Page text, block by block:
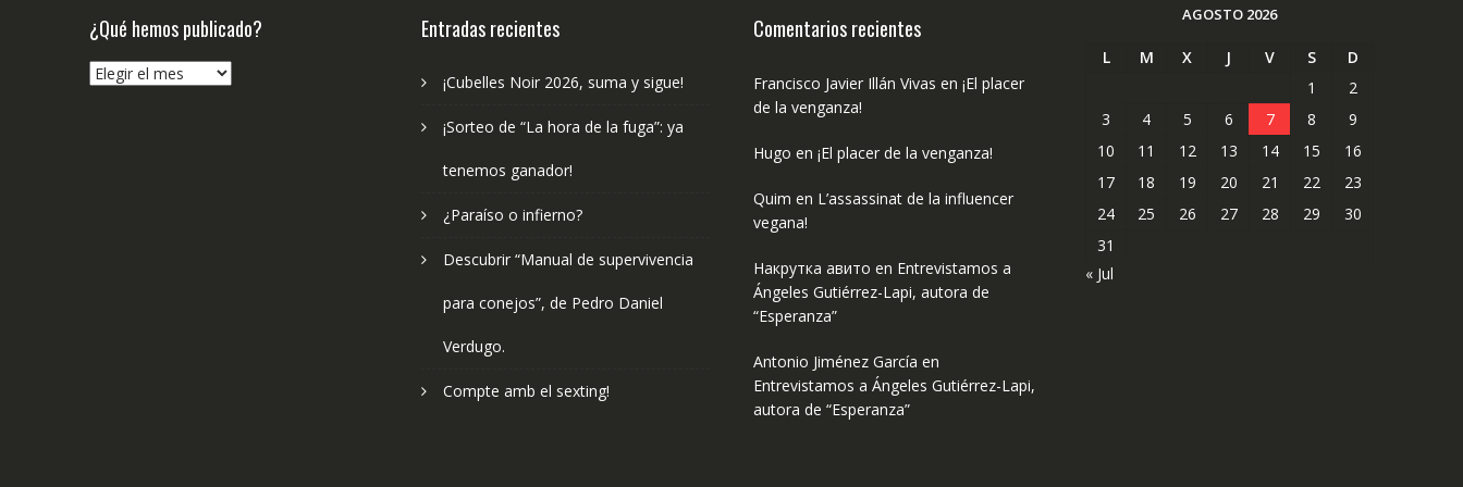
¿Qué hemos publicado?
¿Qué
Entradas recientes
¡Cubelles Noir 2026, suma y sigue!
¡Sorteo de “La hora de la fuga”: ya
tenemos ganador!
¿Paraíso o infierno?
Descubrir “Manual de supervivencia
para conejos”, de Pedro Daniel
Verdugo.
Compte amb el sexting!
Comentarios recientes
Francisco Javier Illán Vivas en ¡El placer
de la venganza!
Hugo en ¡El placer de la venganza!
Quim en L’assassinat de la influencer
vegana!
Накрутка авито en Entrevistamos a
Ángeles Gutiérrez-Lapi, autora de
“Esperanza”
Antonio Jiménez García en
Entrevistamos a Ángeles Gutiérrez-Lapi,
autora de “Esperanza”
AGOSTO 2026
L M X J V S
D
1
2
3
4 5 6 7 8
9
10
11 12 13 14 15
16
17
18 19 20 21 22
23
24
25 26 27 28 29
30
31
« Jul